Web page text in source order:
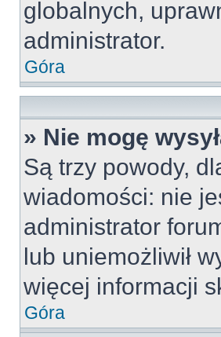
globalnych,
administrator.
Góra
» Nie mogę
Są trzy powody,
wiadomości: nie
administrator
lub uniemożliwił
więcej informacji
Góra